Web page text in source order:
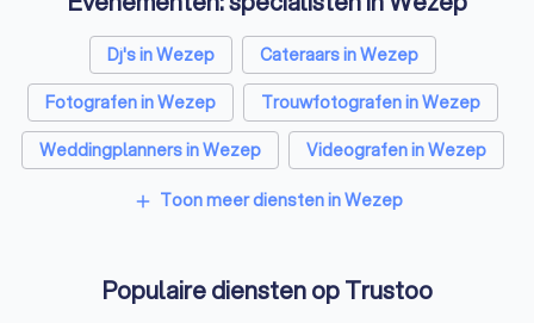
Dj's in Wezep
Cateraars in Wezep
Fotografen in Wezep
Trouwfotografen in Wezep
Weddingplanners in Wezep
Videografen in Wezep
add Toon meer diensten in Wezep
Populaire diensten op Trustoo